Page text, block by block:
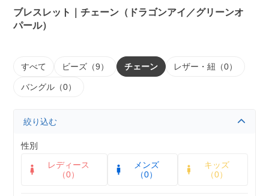
ブレスレット｜チェーン（ドラゴンアイ／グリーンオ
パール）
すべて ビーズ（9） チェーン レザー・紐（0）
バングル（0）
絞り込む
性別
レディース
（0）
メンズ
（0）
キッズ
（0）